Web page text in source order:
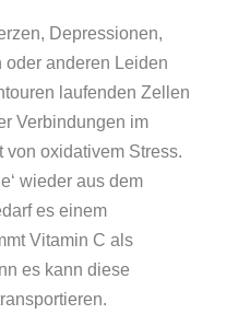
Depressionen,
oder anderen Leiden
laufenden Zellen
Verbindungen im
von oxidativem Stress.
wieder aus dem
es einem
Vitamin C als
es kann diese